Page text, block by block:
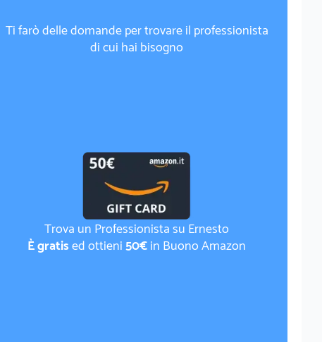
Ti farò delle domande per trovare il professionista
di cui hai bisogno
Trova un Professionista su Ernesto
È gratised ottieni50€in Buono Amazon